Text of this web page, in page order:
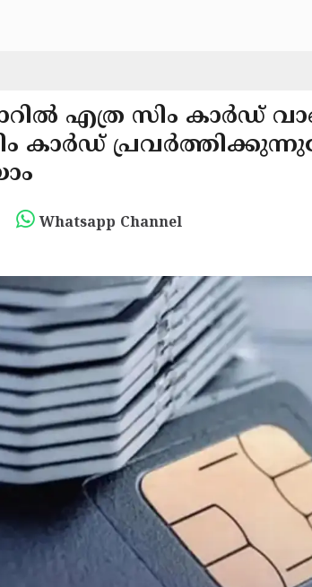
എത്ര സിം കാർഡ്
കാർഡ്
Whatsapp Channel